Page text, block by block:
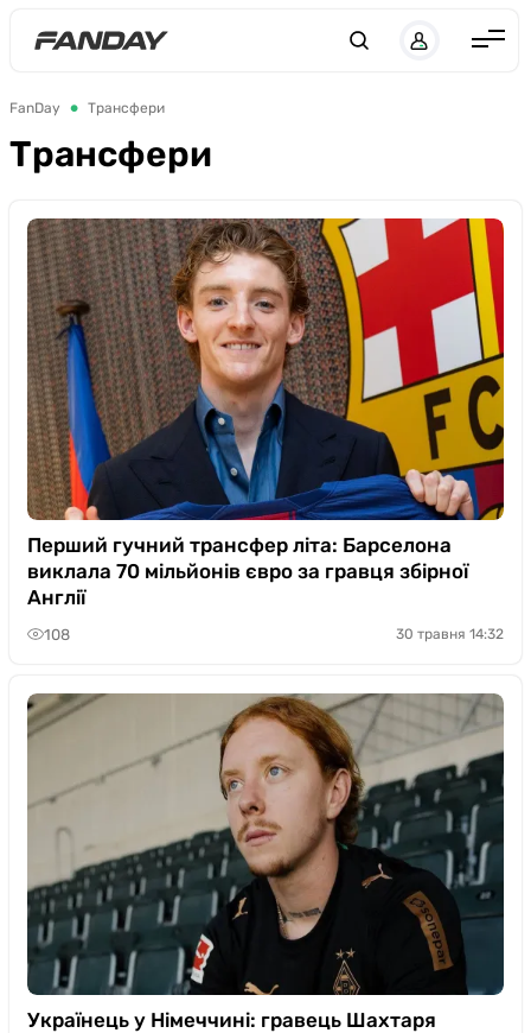
Італія
Франція
Україна
ЛЧ
ЛЕ
Букмекери
Казино
FanDay Трансфери
Трансфери
Перший гучний трансфер літа: Барселона
виклала 70 мільйонів євро за гравця збірної
Англії
108 30 травня 14:32
Українець у Німеччині: гравець Шахтаря